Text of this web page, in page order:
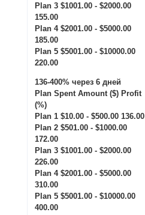
Plan 3 $1001.00 - $2000.00
155.00
Plan 4 $2001.00 - $5000.00
185.00
Plan 5 $5001.00 - $10000.00
220.00
136-400% через 6 дней
Plan Spent Amount ($) Profit
(%)
Plan 1 $10.00 - $500.00 136.00
Plan 2 $501.00 - $1000.00
172.00
Plan 3 $1001.00 - $2000.00
226.00
Plan 4 $2001.00 - $5000.00
310.00
Plan 5 $5001.00 - $10000.00
400.00